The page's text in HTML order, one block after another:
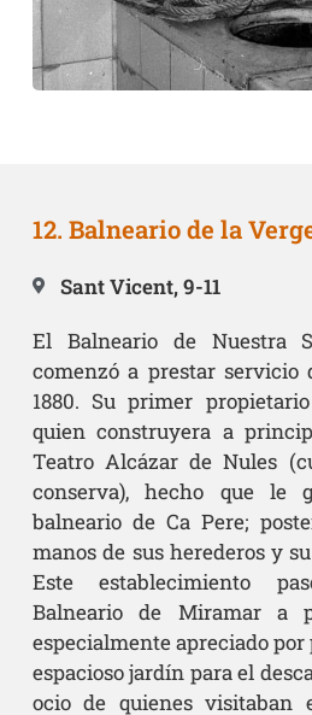
12. Balneario de la
Sant Vicent, 9-11
El Balneario de Nuestra
comenzó a prestar servicio
1880. Su primer
quien construyera a
Teatro Alcázar de Nules
conserva), hecho que le
balneario de Ca Pere;
manos de sus herederos y
Este establecimiento
Balneario de Miramar a
especialmente apreciado
espacioso jardín para el
ocio de quienes visitaban